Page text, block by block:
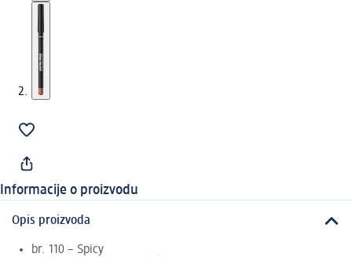
Informacije o proizvodu
Opis proizvoda
br. 110 – Spicy